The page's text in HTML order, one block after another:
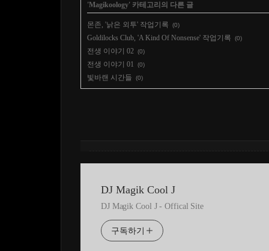
'Magikoology' 카테고리의 다른 글
몬존, '낡은 외투' 작업기록 (0)
Goldilocks Club, 'A Kind Of Nonsense' 작업기록 (0)
전생 이야기 02 (0)
전생 이야기 01 (0)
빛바랜 시간들 (0)
DJ Magik Cool J
DJ Magik Cool J - Offical Site
구독하기